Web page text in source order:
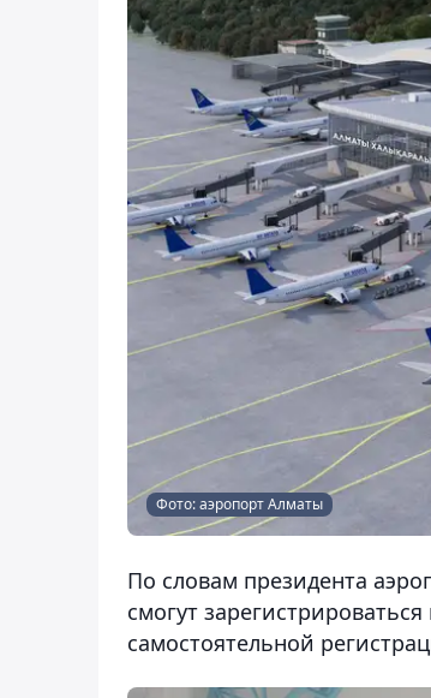
Фото: аэропорт Алматы
По словам президента
смогут
самостоятельной